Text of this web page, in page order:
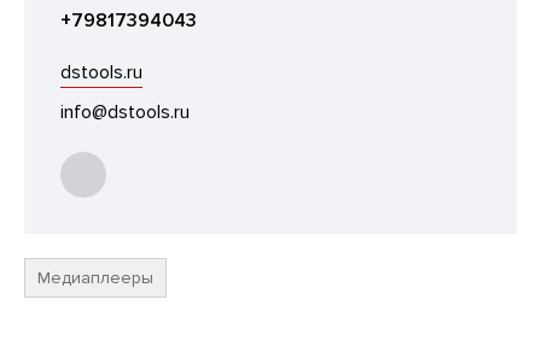
+79817394043
dstools.ru
info@dstools.ru
Медиаплееры